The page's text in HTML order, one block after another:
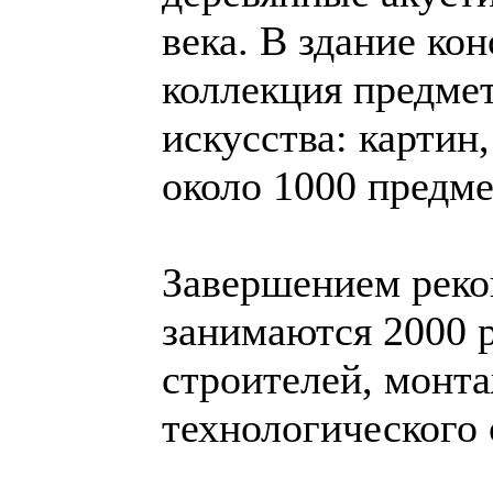
века. В здание
коллекция
искусства:
около 1000
Завершением
занимаются 2000
строителей,